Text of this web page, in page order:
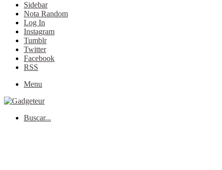
Sidebar
Nota Random
Log In
Instagram
Tumblr
Twitter
Facebook
RSS
Menu
Buscar...